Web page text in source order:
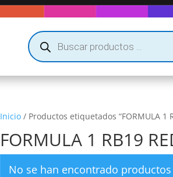
Búsqueda
de
productos
Inicio/ Productos etiquetados “FORMULA 1
FORMULA 1 RB19
No se han encontrado